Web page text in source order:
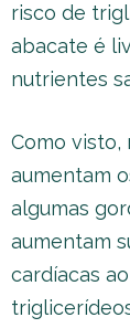
risco de
abacate é
nutrientes
Como visto,
aumentam
algumas
aumentam
cardíacas